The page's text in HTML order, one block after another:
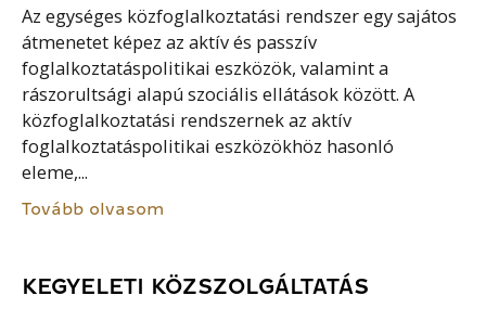
Az egységes közfoglalkoztatási rendszer egy sajátos
átmenetet képez az aktív és passzív
foglalkoztatáspolitikai eszközök, valamint a
rászorultsági alapú szociális ellátások között. A
közfoglalkoztatási rendszernek az aktív
foglalkoztatáspolitikai eszközökhöz hasonló
eleme,...
Tovább olvasom
KEGYELETI KÖZSZOLGÁLTATÁS